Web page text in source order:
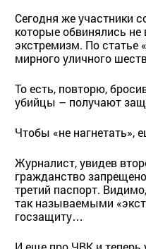
Сегодня же участники
которые обвинялись не
экстремизм. По статье
мирного уличного
То есть, повторю,
убийцы – получают
Чтобы «не нагнетать»,
Журналист, увидев
гражданство
третий паспорт.
так называемыми
госзащиту…